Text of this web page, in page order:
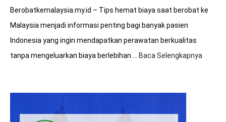
Berobatkemalaysia.my.id – Tips hemat biaya saat berobat ke
Malaysia menjadi informasi penting bagi banyak pasien
Indonesia yang ingin mendapatkan perawatan berkualitas
tanpa mengeluarkan biaya berlebihan.… Baca Selengkapnya